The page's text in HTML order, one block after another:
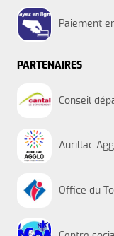
Paiement
PARTENAIRES
Conseil
Aurillac
Office du